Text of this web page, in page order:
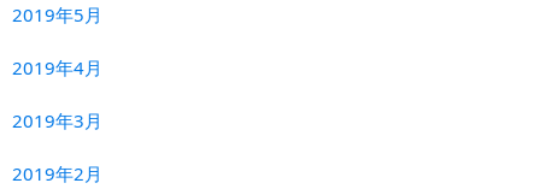
2019年5月
2019年4月
2019年3月
2019年2月